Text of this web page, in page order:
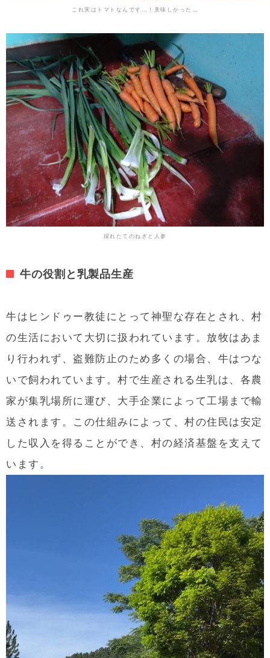
これ実はトマトなんです…！美味しかった…
採れたてのねぎと人参
牛の役割と乳製品生産
牛はヒンドゥー教徒にとって神聖な存在とされ、村
の生活において大切に扱われています。放牧はあま
り行われず、盗難防止のため多くの場合、牛はつな
いで飼われています。 村で生産される生乳は、各農
家が集乳場所に運び、大手企業によって工場まで輸
送されます。この仕組みによって、村の住民は安定
した収入を得ることができ、村の経済基盤を支えて
います。